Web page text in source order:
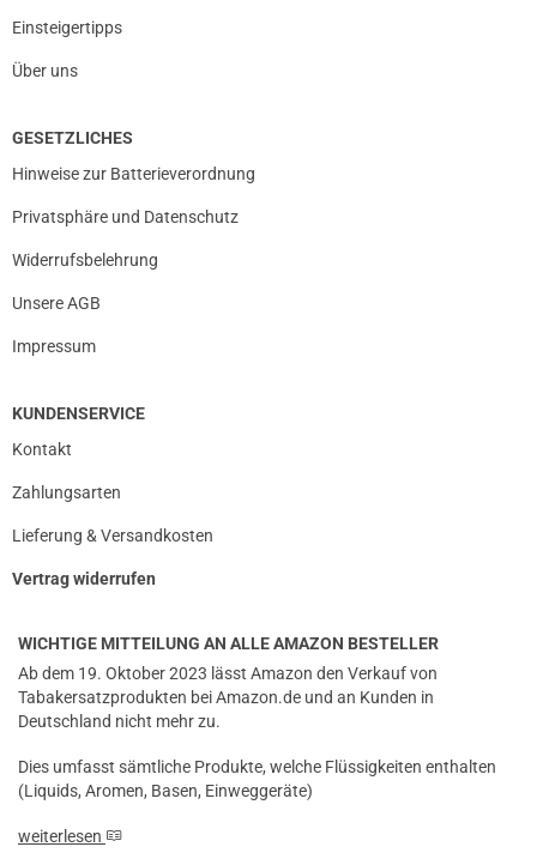
Einsteigertipps
Über uns
GESETZLICHES
Hinweise zur Batterieverordnung
Privatsphäre und Datenschutz
Widerrufsbelehrung
Unsere AGB
Impressum
KUNDENSERVICE
Kontakt
Zahlungsarten
Lieferung & Versandkosten
Vertrag widerrufen
WICHTIGE MITTEILUNG AN ALLE AMAZON BESTELLER
Ab dem 19. Oktober 2023 lässt Amazon den Verkauf von
Tabakersatzprodukten bei Amazon.de und an Kunden in
Deutschland nicht mehr zu.
Dies umfasst sämtliche Produkte, welche Flüssigkeiten enthalten
(Liquids, Aromen, Basen, Einweggeräte)
weiterlesen